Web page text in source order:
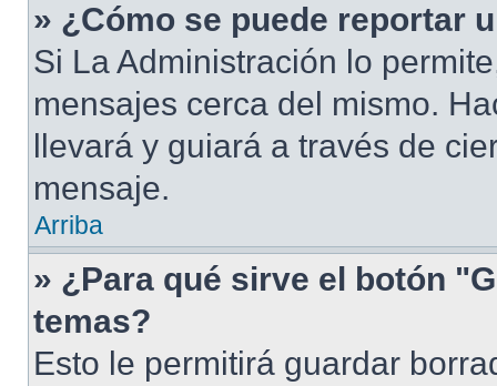
» ¿Cómo se puede reportar
Si La Administración lo
mensajes cerca del mismo.
llevará y guiará a través de
mensaje.
Arriba
» ¿Para qué sirve el botón
temas?
Esto le permitirá guardar